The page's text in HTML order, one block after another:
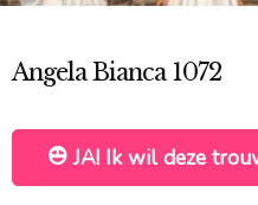
Angela Bianca 1072
JA! Ik wil deze